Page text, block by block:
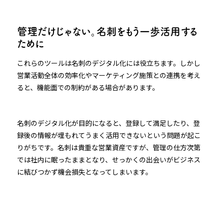
管理だけじゃない。名刺をもう一歩活用する
ために
これらのツールは名刺のデジタル化には役立ちます。しかし
営業活動全体の効率化やマーケティング施策との連携を考え
ると、機能面での制約がある場合があります。
名刺のデジタル化が目的になると、登録して満足したり、登
録後の情報が埋もれてうまく活用できないという問題が起こ
りがちです。名刺は貴重な営業資産ですが、管理の仕方次第
では社内に眠ったままとなり、せっかくの出会いがビジネス
に結びつかず機会損失となってしまいます。